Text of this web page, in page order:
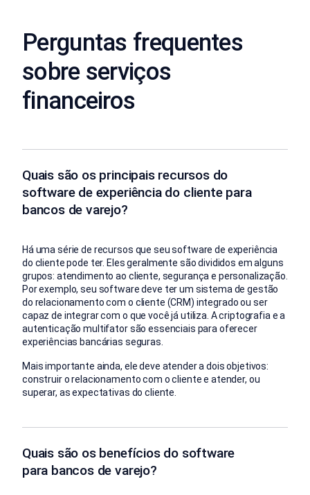
Perguntas frequentes
sobre serviços
financeiros
Quais são os principais recursos do
software de experiência do cliente para
bancos de varejo?
Há uma série de recursos que seu software de experiência
do cliente pode ter. Eles geralmente são divididos em alguns
grupos: atendimento ao cliente, segurança e personalização.
Por exemplo, seu software deve ter um sistema de gestão
do relacionamento com o cliente (CRM) integrado ou ser
capaz de integrar com o que você já utiliza. A criptografia e a
autenticação multifator são essenciais para oferecer
experiências bancárias seguras.
Mais importante ainda, ele deve atender a dois objetivos:
construir o relacionamento com o cliente e atender, ou
superar, as expectativas do cliente.
Quais são os benefícios do software
para bancos de varejo?